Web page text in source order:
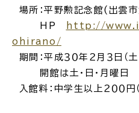
場所：平野勲記念館(出雲市
HP
http://
ohirano/
期間：平成３０年２月３日（土
開館は土・日・月曜日
入館料：中学生以上２００円